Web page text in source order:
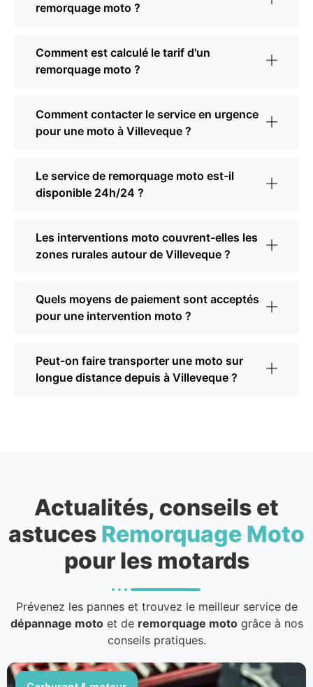
remorquage moto ?
Comment est calculé le tarif d'un
remorquage moto ?
Comment contacter le service en urgence
pour une moto à Villeveque ?
Le service de remorquage moto est-il
disponible 24h/24 ?
Les interventions moto couvrent-elles les
zones rurales autour de Villeveque ?
Quels moyens de paiement sont acceptés
pour une intervention moto ?
Peut-on faire transporter une moto sur
longue distance depuis à Villeveque ?
Actualités, conseils et
astuces Remorquage Moto
pour les motards
Prévenez les pannes et trouvez le meilleur service de
dépannage motoet de remorquage motogrâce à nos
conseils pratiques.